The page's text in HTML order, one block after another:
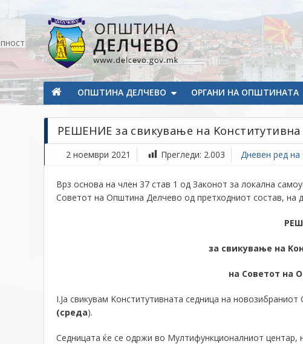
Општина Делчево
Општина Делчево
ОПШТИНА ДЕЛЧЕВО ОРГАНИ НА ОПШТИНАТА
РЕШЕНИЕ за свикување на
2 ноември 2021 Прегледи: 2.003 Дневен ред на
Врз основа на член 37 став 1 од Законот за локална
Советот на Општина Делчево од претходниот состав, на
за свикување на K
на Советот на
I.Ја свикувам Kонститутивната седница на
(среда).
Седницата ќе се одржи во Мултифункционалниот